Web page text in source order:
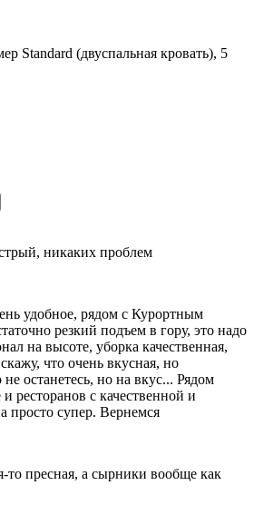
Standard (двуспальная кровать), 5
никаких проблем
удобное, рядом с Курортным
резкий подъем в гору, это надо
на высоте, уборка качественная,
что очень вкусная, но
останетесь, но на вкус... Рядом
ресторанов с качественной и
просто супер. Вернемся
то пресная, а сырники вообще как